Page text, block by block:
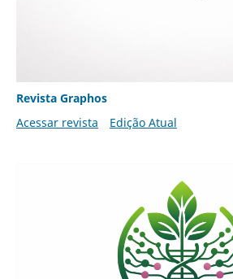
Revista Graphos
Acessar revista
Edição Atual